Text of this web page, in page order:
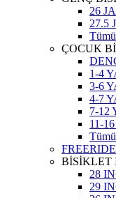
26
27.5
ÇOCUK
1-4
3-6
4-7
7-12
11-
BİSİKLET
28
29